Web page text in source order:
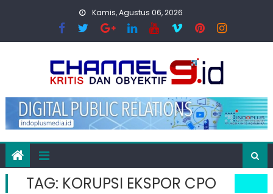
Kamis, Agustus 06, 2026
TAG: KORUPSI EKSPOR CPO